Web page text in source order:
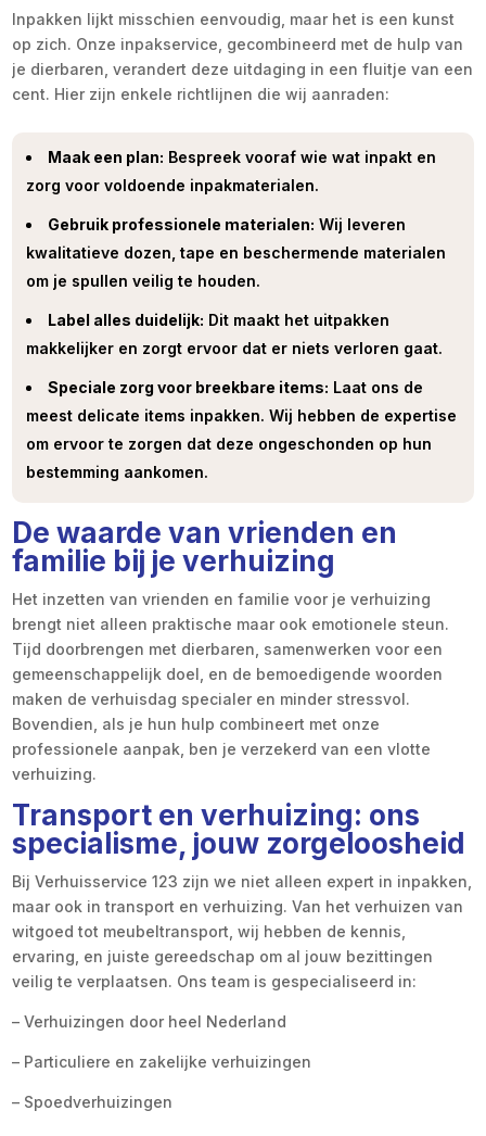
Inpakken lijkt misschien eenvoudig, maar het is een kunst
op zich. Onze inpakservice, gecombineerd met de hulp van
je dierbaren, verandert deze uitdaging in een fluitje van een
cent. Hier zijn enkele richtlijnen die wij aanraden:
Maak een plan: Bespreek vooraf wie wat inpakt en
zorg voor voldoende inpakmaterialen.
Gebruik professionele materialen: Wij leveren
kwalitatieve dozen, tape en beschermende materialen
om je spullen veilig te houden.
Label alles duidelijk: Dit maakt het uitpakken
makkelijker en zorgt ervoor dat er niets verloren gaat.
Speciale zorg voor breekbare items: Laat ons de
meest delicate items inpakken. Wij hebben de expertise
om ervoor te zorgen dat deze ongeschonden op hun
bestemming aankomen.
De waarde van vrienden en
familie bij je verhuizing
Het inzetten van vrienden en familie voor je verhuizing
brengt niet alleen praktische maar ook emotionele steun.
Tijd doorbrengen met dierbaren, samenwerken voor een
gemeenschappelijk doel, en de bemoedigende woorden
maken de verhuisdag specialer en minder stressvol.
Bovendien, als je hun hulp combineert met onze
professionele aanpak, ben je verzekerd van een vlotte
verhuizing.
Transport en verhuizing: ons
specialisme, jouw zorgeloosheid
Bij Verhuisservice 123 zijn we niet alleen expert in inpakken,
maar ook in transport en verhuizing. Van het verhuizen van
witgoed tot meubeltransport, wij hebben de kennis,
ervaring, en juiste gereedschap om al jouw bezittingen
veilig te verplaatsen. Ons team is gespecialiseerd in:
– Verhuizingen door heel Nederland
– Particuliere en zakelijke verhuizingen
– Spoedverhuizingen